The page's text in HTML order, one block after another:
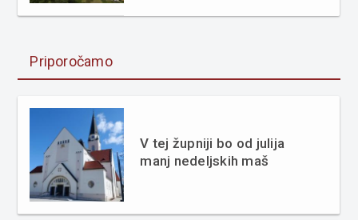
Priporočamo
V tej župniji bo od julija
manj nedeljskih maš